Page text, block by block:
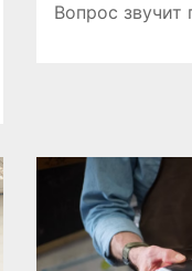
Вопрос звучит